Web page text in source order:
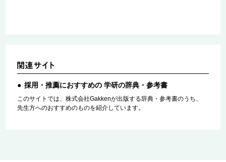
採用・推薦におすすめの 学研の辞典・参考書
このサイトでは、株式会社Gakkenが出版する辞典・参考書のうち、
先生方へのおすすめのものを紹介しています。